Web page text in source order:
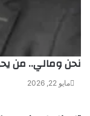
نحن ومالي.. من
مايو 22, 2026